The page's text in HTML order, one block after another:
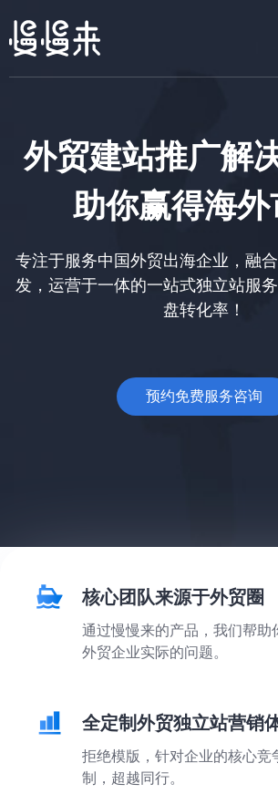
外贸建站推广解
助你赢得海外
专注于服务中国外贸出海企业，融
发，运营于一体的一站式独立站服
盘转化率！
预约免费服务咨询
核心团队来源于外贸圈
通过慢慢来的产品，我们帮助
外贸企业实际的问题。
全定制外贸独立站营销
拒绝模版，针对企业的核心竞
制，超越同行。